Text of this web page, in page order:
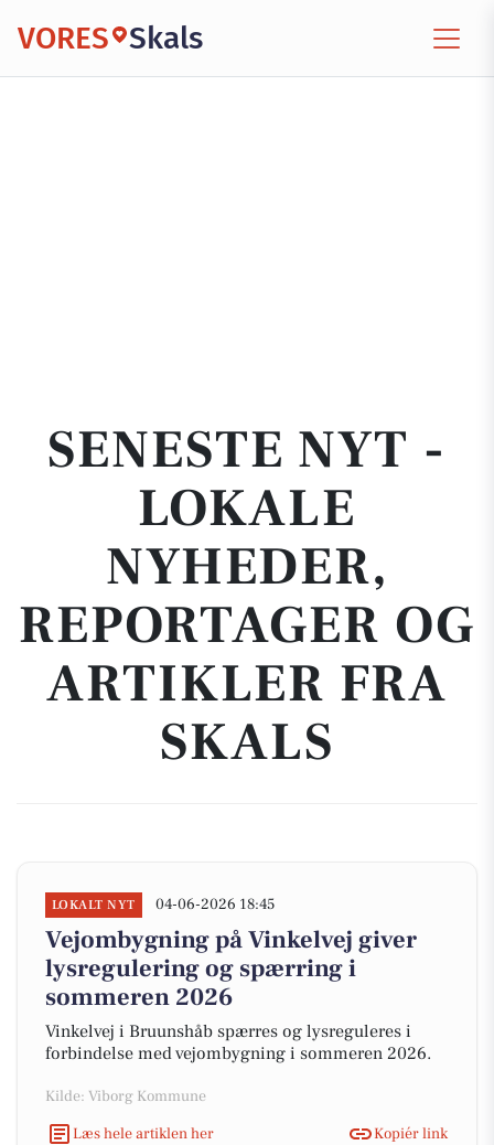
VORES Skals
SENESTE NYT -
LOKALE
NYHEDER,
REPORTAGER OG
ARTIKLER FRA
SKALS
LOKALT NYT 04-06-2026 18:45
Vejombygning på Vinkelvej giver
lysregulering og spærring i
sommeren 2026
Vinkelvej i Bruunshåb spærres og lysreguleres i
forbindelse med vejombygning i sommeren 2026.
Kilde: Viborg Kommune
Læs hele artiklen her
Kopiér link